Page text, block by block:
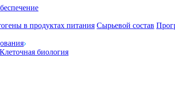
в продуктах питания Сырьевой состав
Клеточная биология